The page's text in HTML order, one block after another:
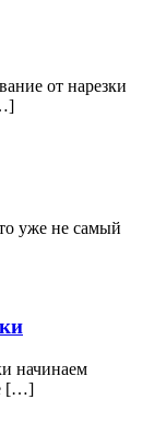
от нарезки
уже не самый
начинаем
[…]